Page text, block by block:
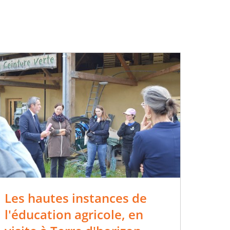
Les hautes instances de
l'éducation agricole, en